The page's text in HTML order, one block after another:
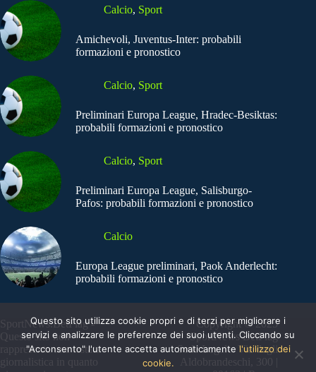
Calcio, Sport
Amichevoli, Juventus-Inter: probabili
formazioni e pronostico
Calcio, Sport
Preliminari Europa League, Hradec-Besiktas:
probabili formazioni e pronostico
Calcio, Sport
Preliminari Europa League, Salisburgo-
Pafos: probabili formazioni e pronostico
Calcio
Europa League preliminari, Paok Anderlecht:
probabili formazioni e pronostico
SportNews.BetFlag -
Questo sito non
rappresenta una testata
giornalistica in quanto
Copyright © 2025
SportNews BetFlag
Sede Legale: Via degli
Aldobrandeschi, 300 |
Questo sito utilizza cookie propri e di terzi per migliorare i
servizi e analizzare le preferenze dei suoi utenti. Cliccando su
"Acconsento" l'utente accetta automaticamente l'utilizzo dei
cookie.